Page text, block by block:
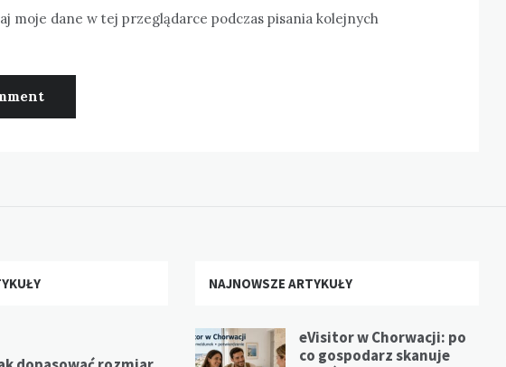
moje dane w tej przeglądarce podczas pisania kolejnych
NAJNOWSZE ARTYKUŁY
eVisitor w Chorwacji: po
co gospodarz skanuje